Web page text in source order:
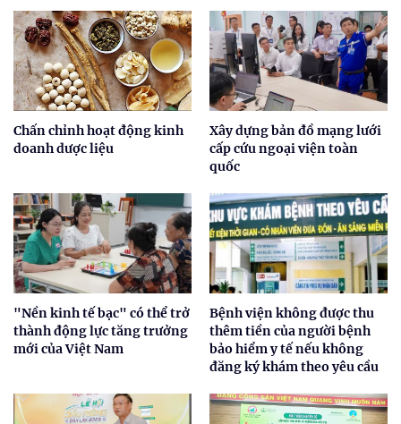
Chấn chỉnh hoạt động kinh
doanh dược liệu
Xây dựng bản đồ mạng lưới
cấp cứu ngoại viện toàn
quốc
"Nền kinh tế bạc" có thể trở
thành động lực tăng trưởng
mới của Việt Nam
Bệnh viện không được thu
thêm tiền của người bệnh
bảo hiểm y tế nếu không
đăng ký khám theo yêu cầu